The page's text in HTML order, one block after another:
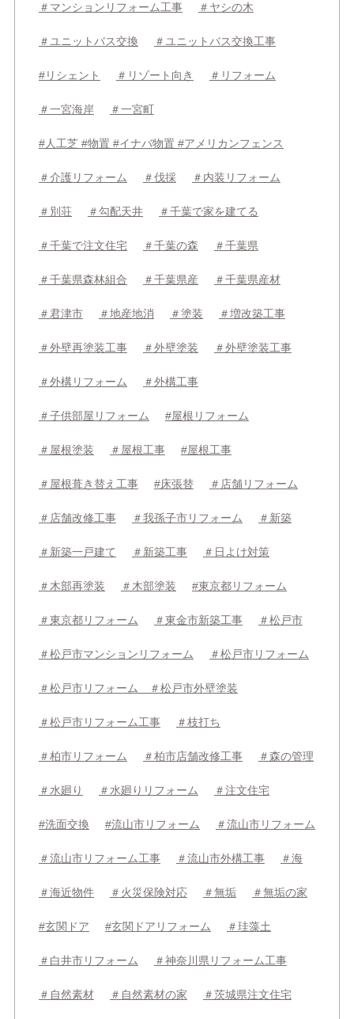
＃マンションリフォーム工事 ＃ヤシの木
＃ユニットバス交換 ＃ユニットバス交換工事
#リシェント ＃リゾート向き ＃リフォーム
＃一宮海岸 ＃一宮町
#人工芝 #物置 #イナバ物置 #アメリカンフェンス
＃介護リフォーム ＃伐採 ＃内装リフォーム
＃別荘 ＃勾配天井 ＃千葉で家を建てる
＃千葉で注文住宅 ＃千葉の森 ＃千葉県
＃千葉県森林組合 ＃千葉県産 ＃千葉県産材
＃君津市 ＃地産地消 ＃塗装 ＃増改築工事
＃外壁再塗装工事 ＃外壁塗装 ＃外壁塗装工事
＃外構リフォーム ＃外構工事
＃子供部屋リフォーム #屋根リフォーム
＃屋根塗装 ＃屋根工事 #屋根工事
＃屋根葺き替え工事 #床張替 ＃店舗リフォーム
＃店舗改修工事 ＃我孫子市リフォーム ＃新築
＃新築一戸建て ＃新築工事 ＃日よけ対策
＃木部再塗装 ＃木部塗装 #東京都リフォーム
＃東京都リフォーム ＃東金市新築工事 ＃松戸市
＃松戸市マンションリフォーム ＃松戸市リフォーム
＃松戸市リフォーム ＃松戸市外壁塗装
＃松戸市リフォーム工事 ＃枝打ち
＃柏市リフォーム ＃柏市店舗改修工事 ＃森の管理
＃水廻り ＃水廻りリフォーム ＃注文住宅
#洗面交換 #流山市リフォーム ＃流山市リフォーム
＃流山市リフォーム工事 ＃流山市外構工事 ＃海
＃海近物件 ＃火災保険対応 ＃無垢 ＃無垢の家
#玄関ドア #玄関ドアリフォーム ＃珪藻土
＃白井市リフォーム ＃神奈川県リフォーム工事
＃自然素材 ＃自然素材の家 ＃茨城県注文住宅